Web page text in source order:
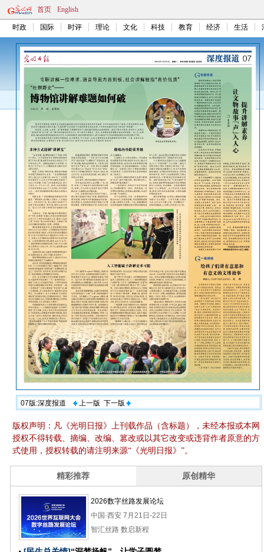
首页 English
时政 国际 时评 理论 文化 科技 教育 经济 生活
07版:深度报道 上一版 下一版
版权声明：凡《光明日报》上刊载作品（含标题），未经本报或本网
授权不得转载、摘编、改编、篡改或以其它改变或违背作者原意的方
式使用，授权转载的请注明来源“《光明日报》”。